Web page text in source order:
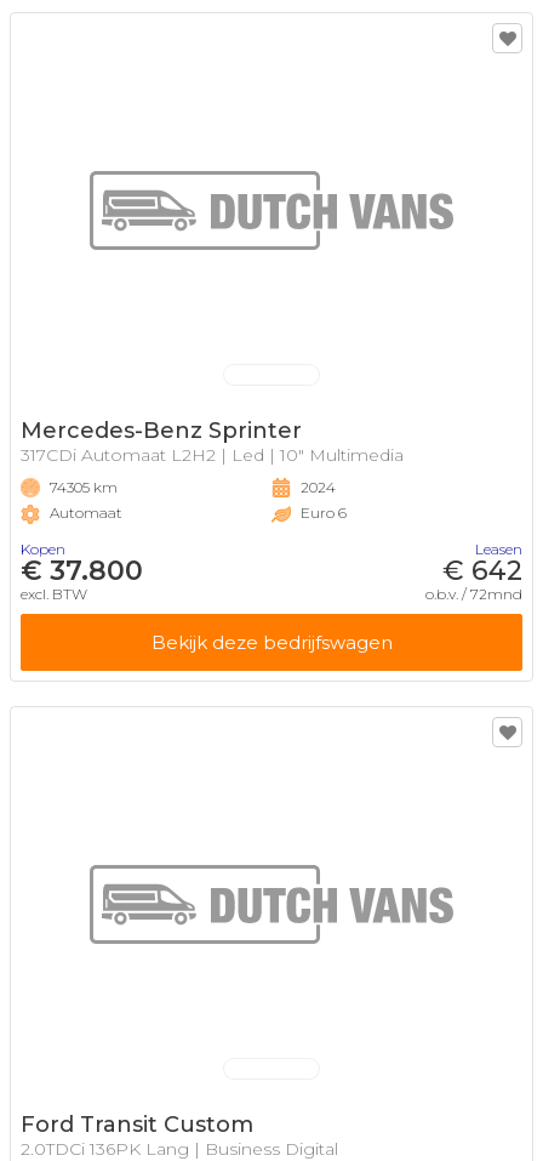
Mercedes-Benz Sprinter
317CDi Automaat L2H2 | Led | 10" Multimedia
74305 km
Automaat
2024
Euro 6
Kopen
€ 37.800
excl. BTW
Leasen
€ 642
o.b.v. / 72mnd
Bekijk deze bedrijfswagen
Ford Transit Custom
2.0TDCi 136PK Lang | Business Digital